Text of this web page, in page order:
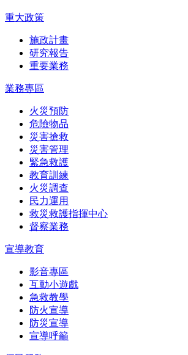
重大政策
施政計畫
研究報告
重要業務
業務專區
火災預防
危險物品
災害搶救
災害管理
緊急救護
教育訓練
火災調查
民力運用
救災救護指揮中心
督察業務
宣導教育
影音專區
互動小遊戲
急救教學
防火宣導
防災宣導
宣導呼籲